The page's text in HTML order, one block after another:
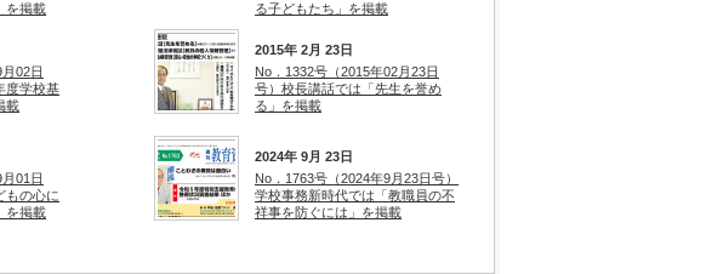
を掲載
る子どもたち」を掲載
02日
度学校基
載
2015年 2月 23日
No．1332号（2015年02月23日
号）校長講話では「先生を誉め
る」を掲載
01日
もの心に
を掲載
2024年 9月 23日
No．1763号（2024年9月23日号）
学校事務新時代では「教職員の不
祥事を防ぐには」を掲載